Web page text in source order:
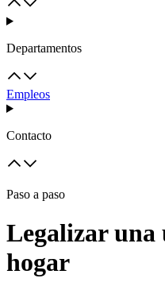
Departamentos
Empleos
Contacto
Paso a paso
Legalizar una
hogar